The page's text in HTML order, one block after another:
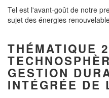
Tel est l'avant-goût de notre
sujet des énergies
THÉMATIQUE
GESTION
INTÉGRÉE DE